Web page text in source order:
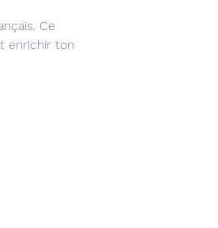
Ce
enrichir ton